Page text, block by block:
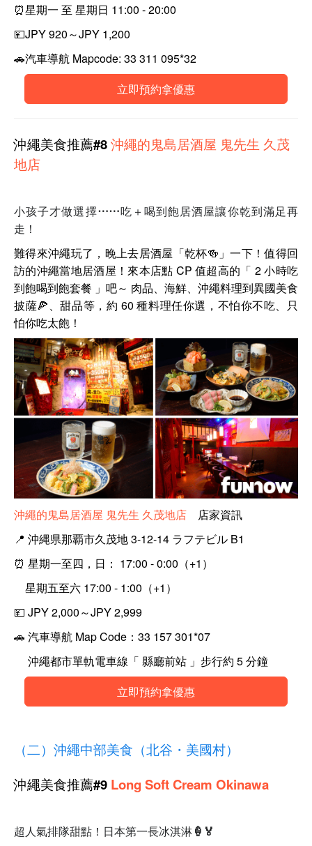
⏰星期一 至 星期日 11:00 - 20:00
💴JPY 920～JPY 1,200
🚗汽車導航 Mapcode: 33 311 095*32
立即預約拿優惠
沖繩美食推薦#8沖繩的鬼島居酒屋 鬼先生 久茂
地店
小孩子才做選擇⋯⋯吃＋喝到飽居酒屋讓你乾到滿足再
走！
難得來沖繩玩了，晚上去居酒屋「乾杯🍻」一下！值得回
訪的沖繩當地居酒屋！來本店點 CP 值超高的「 2 小時吃
到飽喝到飽套餐 」吧～ 肉品、海鮮、沖繩料理到異國美食
披薩🍕、甜品等，約 60 種料理任你選，不怕你不吃、只
怕你吃太飽！
沖繩的鬼島居酒屋 鬼先生 久茂地店
店家資訊
📍 沖縄県那覇市久茂地 3-12-14 ラフテビル B1
⏰ 星期一至四，日： 17:00 - 0:00（+1）
星期五至六 17:00 - 1:00（+1）
💴 JPY 2,000～JPY 2,999
🚗 汽車導航 Map Code：33 157 301*07
沖繩都市單軌電車線「 縣廳前站 」步行約 5 分鐘
立即預約拿優惠
（二）沖繩中部美食（北谷・美國村）
沖繩美食推薦#9 Long Soft Cream Okinawa
超人氣排隊甜點！日本第一長冰淇淋🍦🏅